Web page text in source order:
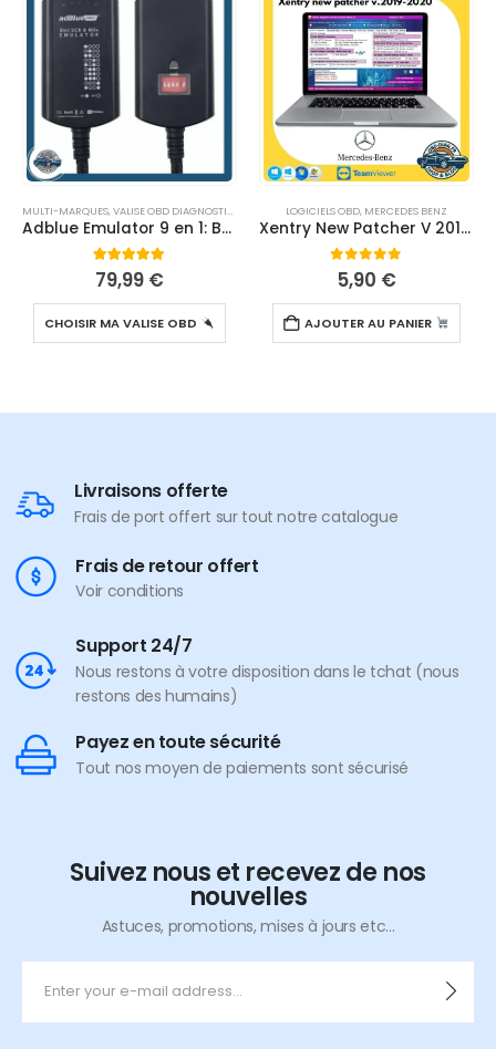
MULTI-MARQUES,VALISE OBD DIAGNOSTIC VALISE RENAULT,VOLVO
Adblue Emulator 9 en 1: Boîte de Diagnostic pour Camion Lourd – Spécial ADBLUE
5sur 5
79,99 €
CHOISIR MA VALISE OBD
LOGICIELS OBD, MERCEDES BENZ
Xentry New Patcher V 2019-2020
sur 5
5,90 €
AJOUTER AU PANIER
Livraisons offerte
Frais de port offert sur tout notre catalogue
Frais de retour offert
Voir conditions
Support 24/7
Nous restons à votre disposition dans le tchat (nous
restons des humains)
Payez en toute sécurité
Tout nos moyen de paiements sont sécurisé
Suivez nous et recevez de nos
nouvelles
Astuces, promotions, mises à jours etc...